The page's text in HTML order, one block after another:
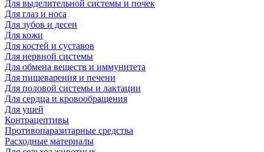
Для выделительной системы и почек
Для глаз и носа
Для зубов и десен
Для кожи
Для костей и суставов
Для нервной системы
Для обмена веществ и иммунитета
Для пищеварения и печени
Для половой системы и лактации
Для сердца и кровообращения
Для ушей
Контрацептивы
Противопаразитарные средства
Расходные материалы